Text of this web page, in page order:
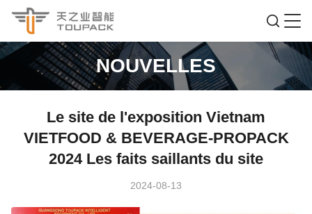
NOUVELLES
Le site de l'exposition Vietnam
VIETFOOD & BEVERAGE-PROPACK
2024 Les faits saillants du site
2024-08-13